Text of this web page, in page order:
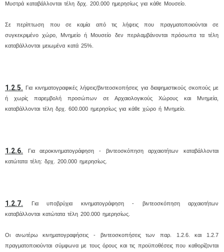
Μυστρά καταβάλλονται τέλη δρχ. 200.000 ημερησίως για κάθε Μουσείο.
Σε περίπτωση που σε καμία από τις λήψεις που πραγματοποιούνται σε
συγκεκριμένο χώρο, Μνημείο ή Μουσείο δεν περιλαμβάνονται πρόσωπα τα τέλη
καταβάλλονται μειωμένα κατά 25%.
1.2.5. Για κινηματογραφικές λήψεις/βιντεοσκοπήσεις για διαφημιστικούς σκοπούς με
ή χωρίς παρεμβολή προσώπων σε Αρχαιολογικούς Χώρους και Μνημεία,
καταβάλλονται τέλη δρχ. 600.000 ημερησίως για κάθε χώρο ή Μνημείο.
1.2.6. Για αεροκινηματογράφηση - βιντεοσκόπηση αρχαιοτήτων καταβάλλονται
κατώτατα τέλη: δρχ. 200.000 ημερησίως.
1.2.7. Για υποβρύχια κινηματογράφηση - βιντεοσκόπηση αρχαιοτήτων
καταβάλλονται κατώτατα τέλη 200.000 ημερησίως.
Οι ανωτέρω κινηματογραφήσεις - βιντεοσκοπήσεις των παρ. 1.2.6. και 1.2.7
πραγματοποιούνται σύμφωνα με τους όρους και τις προϋποθέσεις που καθορίζονται